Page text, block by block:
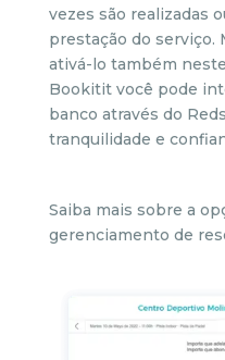
vezes são realizadas
prestação do serviço.
ativá-lo também
Bookitit você pode
banco através do
tranquilidade e
Saiba mais sobre a
gerenciamento de